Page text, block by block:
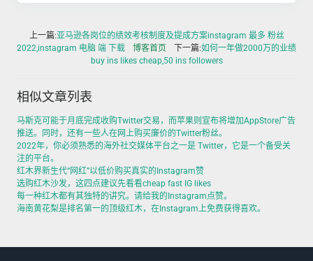
上一篇:亚马逊各岗位的绩效考核制度及提成方案instagram 最多 粉丝
2022,instagram 电脑 端 下载
博客首页 下一篇:如何一年做2000万的业绩
buy ins likes cheap,50 ins followers
相似文章列表
马斯克可能于月底完成收购Twitter交易，而苹果则宣布将增加AppStore广告
推送。同时，还有一些人在网上购买廉价的Twitter粉丝。
2022年，你必须熟悉的海外社交媒体平台之一是 Twitter，它是一个备受关
注的平台。
红木界新生代“网红”以低价购买真实的Instagram赞
选购红木沙发，这四点建议先看看cheap fast IG likes
每一种红木都有其独特的讲究。请给我的Instagram点赞。
海南黄花梨是排名第一的顶级红木，在Instagram上免费获得喜欢。